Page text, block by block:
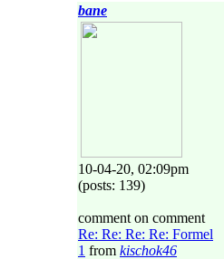
bane
10-04-20, 02:09pm
(posts: 139)
comment on comment
Re: Re: Re: Re: Formel
1 from kischok46